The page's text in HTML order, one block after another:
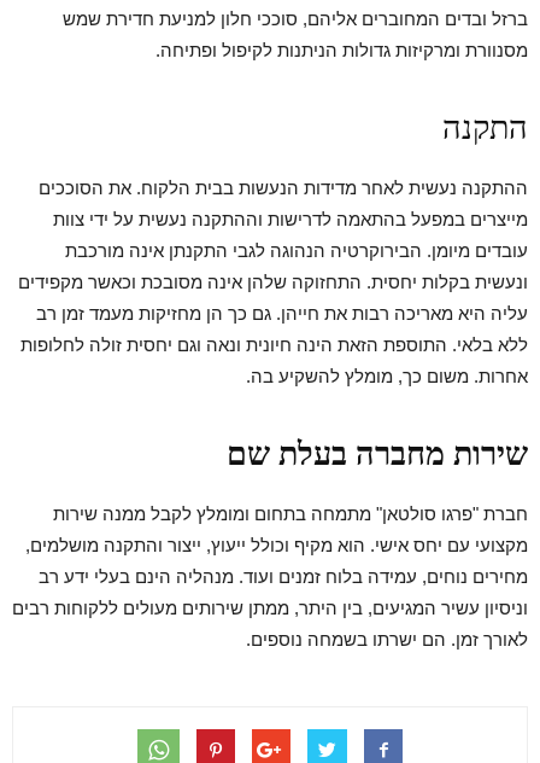
ברזל ובדים המחוברים אליהם, סוככי חלון למניעת חדירת שמש
מסנוורת ומרקיזות גדולות הניתנות לקיפול ופתיחה.
התקנה
ההתקנה נעשית לאחר מדידות הנעשות בבית הלקוח. את הסוככים
מייצרים במפעל בהתאמה לדרישות וההתקנה נעשית על ידי צוות
עובדים מיומן. הבירוקרטיה הנהוגה לגבי התקנתן אינה מורכבת
ונעשית בקלות יחסית. התחזוקה שלהן אינה מסובכת וכאשר מקפידים
עליה היא מאריכה רבות את חייהן. גם כך הן מחזיקות מעמד זמן רב
ללא בלאי. התוספת הזאת הינה חיונית ונאה וגם יחסית זולה לחלופות
אחרות. משום כך, מומלץ להשקיע בה.
שירות מחברה בעלת שם
חברת "פרגו סולטאן" מתמחה בתחום ומומלץ לקבל ממנה שירות
מקצועי עם יחס אישי. הוא מקיף וכולל ייעוץ, ייצור והתקנה מושלמים,
מחירים נוחים, עמידה בלוח זמנים ועוד. מנהליה הינם בעלי ידע רב
וניסיון עשיר המגיעים, בין היתר, ממתן שירותים מעולים ללקוחות רבים
לאורך זמן. הם ישרתו בשמחה נוספים.